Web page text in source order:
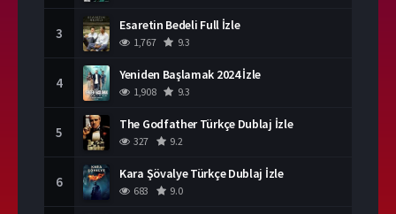
3 Esaretin Bedeli Full İzle
1,767 9.3
4 Yeniden Başlamak 2024 İzle
1,908 9.3
5 The Godfather Türkçe Dublaj İzle
327 9.2
6 Kara Şövalye Türkçe Dublaj İzle
683 9.0